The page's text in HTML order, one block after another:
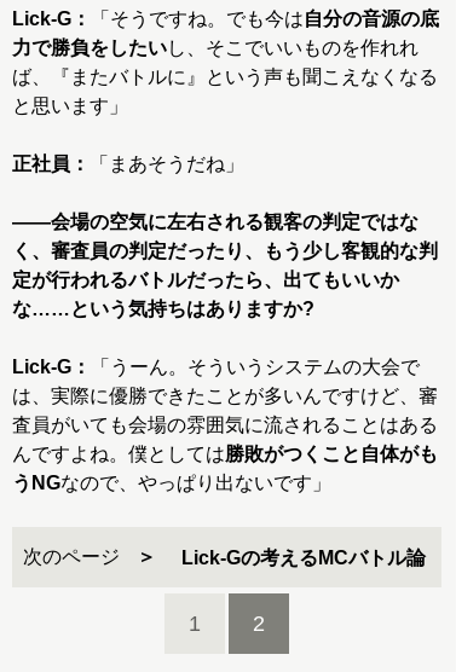
Lick-G： 「そうですね。でも今は自分の音源の底
力で勝負をしたいし、そこでいいものを作れれ
ば、『またバトルに』という声も聞こえなくなる
と思います」
正社員： 「まあそうだね」
――会場の空気に左右される観客の判定ではな
く、審査員の判定だったり、もう少し客観的な判
定が行われるバトルだったら、出てもいいか
な……という気持ちはありますか?
Lick-G：
「うーん。そういうシステムの大会で
は、実際に優勝できたことが多いんですけど、審
査員がいても会場の雰囲気に流されることはある
んですよね。僕としては勝敗がつくこと自体がも
うNGなので、やっぱり出ないです」
次のページ Lick-Gの考えるMCバトル論
1 2